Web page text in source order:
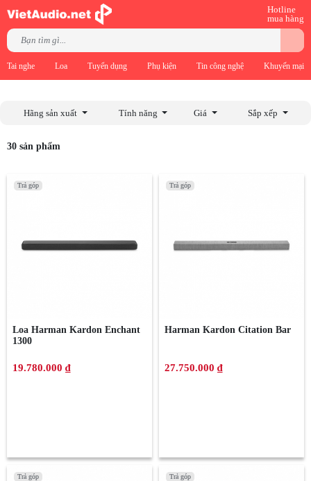
Hotline
mua hàng
Tai nghe Loa Tuyển dụng Phụ kiện Tin công nghệ Khuyến mại
Hãng sản xuất Tính năng Giá Sắp xếp
30 sản phẩm
Trả góp
Trả góp
Loa Harman Kardon Enchant
1300
19.780.000 ₫
Trả góp
Trả góp
Harman Kardon Citation Bar
27.750.000 ₫
Trả góp
Trả góp Trả góp
Trả góp